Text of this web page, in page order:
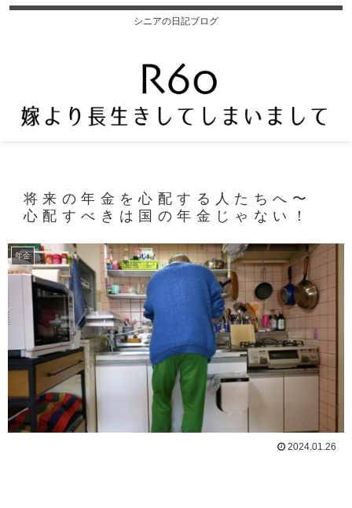
シニアの日記ブログ
将来の年金を心配する人たちへ〜
心配すべきは国の年金じゃない！
年金
2024.01.26